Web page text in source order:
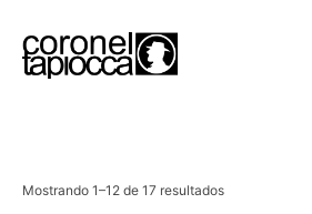
Mostrando 1–12 de 17 resultados